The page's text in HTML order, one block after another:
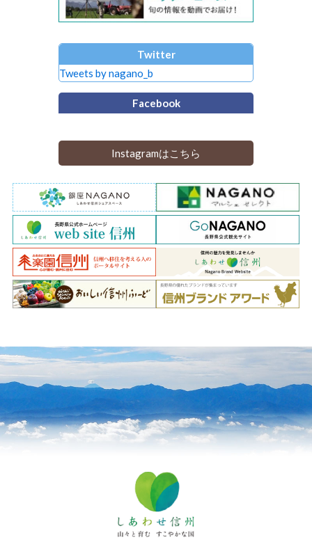
Twitter
Tweets by nagano_b
Facebook
Instagramはこちら